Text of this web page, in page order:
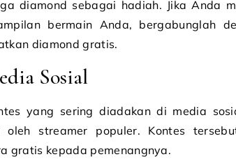
diamond sebagai hadiah. Jika Anda
bermain Anda, bergabunglah
diamond gratis.
Sosial
yang sering diadakan di media
oleh streamer populer. Kontes
gratis kepada pemenangnya.